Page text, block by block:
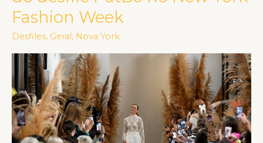
Fashion Week
Desfiles, Geral , Nova York
assina
decoração
do
desfile
PatBo
New
York
Fashion